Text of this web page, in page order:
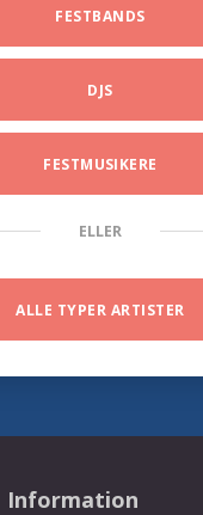
FESTBANDS
DJS
FESTMUSIKERE
ELLER
ALLE TYPER ARTISTER
Information